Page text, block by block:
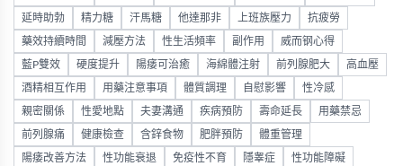
延時助勃 精力糖 汗馬糖 他達那非 上班族壓力 抗疲勞
藥效持續時間 減壓方法 性生活頻率 副作用 威而钢心得
藍P雙效 硬度提升 陽痿可治癒 海綿體注射 前列腺肥大 高血壓
酒精相互作用 用藥注意事項 體質調理 自慰影響 性冷感
親密關係 性愛地點 夫妻溝通 疾病預防 壽命延長 用藥禁忌
前列腺痛 健康檢查 含鋅食物 肥胖預防 體重管理
陽痿改善方法 性功能衰退 免疫性不育 隱睾症 性功能障礙